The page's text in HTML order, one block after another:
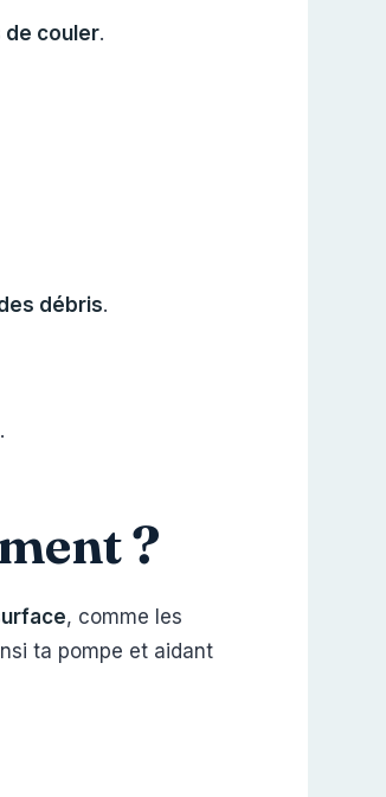
de couler.
débris.
?
, comme les
ta pompe et aidant